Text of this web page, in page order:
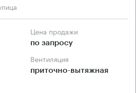
Цена продажи
по запросу
Вентиляция
приточно-вытяжная